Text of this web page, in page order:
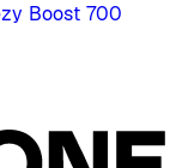
Boost 700